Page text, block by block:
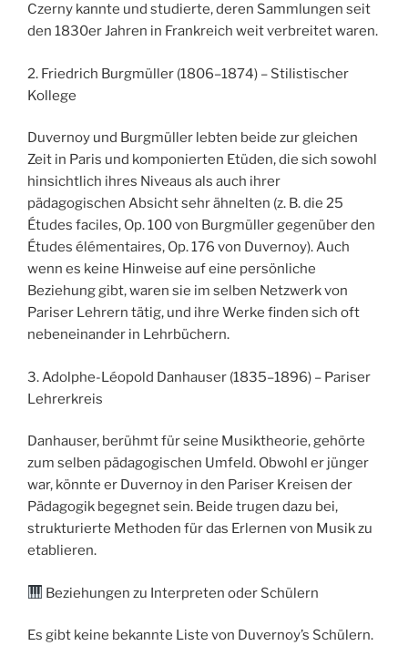
Czerny kannte und studierte, deren Sammlungen seit
den 1830er Jahren in Frankreich weit verbreitet waren.
2. Friedrich Burgmüller (1806–1874) – Stilistischer
Kollege
Duvernoy und Burgmüller lebten beide zur gleichen
Zeit in Paris und komponierten Etüden, die sich sowohl
hinsichtlich ihres Niveaus als auch ihrer
pädagogischen Absicht sehr ähnelten (z. B. die 25
Études faciles, Op. 100 von Burgmüller gegenüber den
Études élémentaires, Op. 176 von Duvernoy). Auch
wenn es keine Hinweise auf eine persönliche
Beziehung gibt, waren sie im selben Netzwerk von
Pariser Lehrern tätig, und ihre Werke finden sich oft
nebeneinander in Lehrbüchern.
3. Adolphe-Léopold Danhauser (1835–1896) – Pariser
Lehrerkreis
Danhauser, berühmt für seine Musiktheorie, gehörte
zum selben pädagogischen Umfeld. Obwohl er jünger
war, könnte er Duvernoy in den Pariser Kreisen der
Pädagogik begegnet sein. Beide trugen dazu bei,
strukturierte Methoden für das Erlernen von Musik zu
etablieren.
Beziehungen zu Interpreten oder Schülern
Es gibt keine bekannte Liste von Duvernoy’s Schülern.